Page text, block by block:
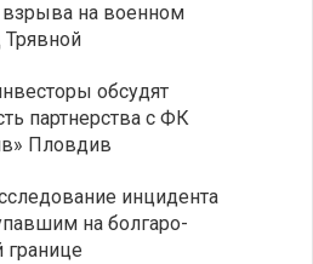
взрыва на военном
Трявной
обсудят
партнерства с ФК
Пловдив
инцидента
на болгаро-